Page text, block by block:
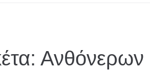
Ανθόνερων